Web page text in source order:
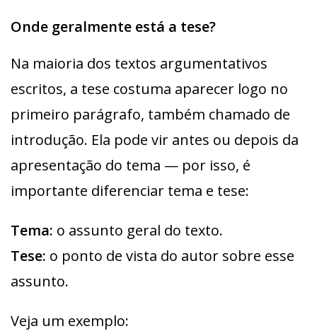
Onde geralmente está a tese?
Na maioria dos textos argumentativos
escritos, a tese costuma aparecer logo no
primeiro parágrafo, também chamado de
introdução. Ela pode vir antes ou depois da
apresentação do tema — por isso, é
importante diferenciar tema e tese:
Tema: o assunto geral do texto.
Tese: o ponto de vista do autor sobre esse
assunto.
Veja um exemplo: